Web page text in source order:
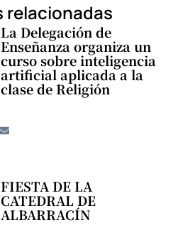
relacionadas
La Delegación de
Enseñanza organiza un
curso sobre inteligencia
artificial aplicada a la
clase de Religión
FIESTA DE LA
CATEDRAL DE
ALBARRACÍN